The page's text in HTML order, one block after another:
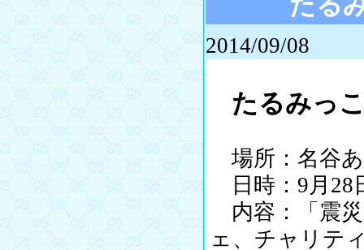
2014/09/08
たるみっ
場所：名谷
日時：9月28
内容：「震
ェ、チャリテ